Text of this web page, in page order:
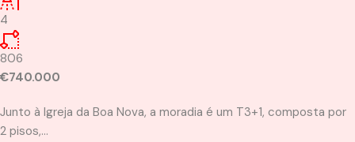
4
806
€740.000
Junto à Igreja da Boa Nova, a moradia é um T3+1, composta por
2 pisos,…